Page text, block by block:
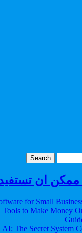
ممكن ان تستفيد
for Small
to Make Money
The Secret System